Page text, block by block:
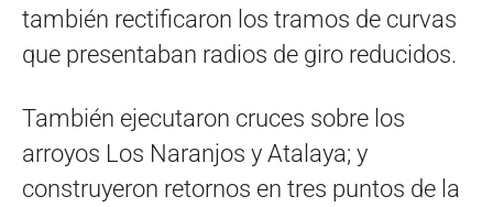
también rectificaron los tramos de curvas
que presentaban radios de giro reducidos.
También ejecutaron cruces sobre los
arroyos Los Naranjos y Atalaya; y
construyeron retornos en tres puntos de la